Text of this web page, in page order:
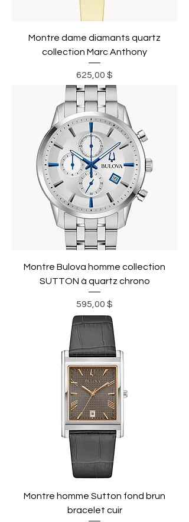
Montre dame diamants quartz
collection Marc Anthony
Prix
625,00 $
Montre Bulova homme collection
SUTTON à quartz chrono
Prix
595,00 $
Montre homme Sutton fond brun
bracelet cuir